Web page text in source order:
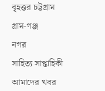
বৃহত্তর চট্টগ্রাম
গ্রাম-গঞ্জ
নগর
সাহিত্য সাপ্তাহিকী
আমাদের খবর